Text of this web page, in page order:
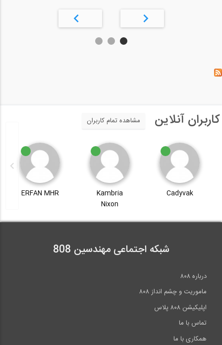
کاربران آنلاین مشاهده تمام کاربران
ERFAN MHR
شبکه اجتماعی مهندسین 808
درباره ۸۰۸
ماموریت و چشم انداز ۸۰۸
اپلیکیشن ۸۰۸ پلاس
تماس با ما
همکاری با ما